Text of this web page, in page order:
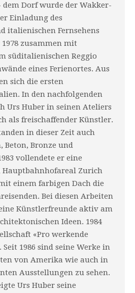
dem Dorf wurde der Wakker-
Einladung des
italienischen Fernsehens
zusammen mit
süditalienischen Reggio
eines Ferienortes. Aus
sich die ersten
In den nachfolgenden
Urs Huber in seinen Ateliers
als freischaffender Künstler.
in dieser Zeit auch
Beton, Bronze und
vollendete er eine
Zurich
einem farbigen Dach die
Bei diesen Arbeiten
Künstlerfreunde aktiv am
Ideen. 1984
«Pro werkende
1986 sind seine Werke in
von Amerika wie auch in
Ausstellungen zu sehen.
Urs Huber seine